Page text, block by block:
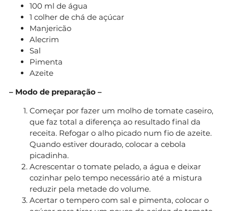
100 ml de água
1 colher de chá de açúcar
Manjericão
Alecrim
Sal
Pimenta
Azeite
– Modo de preparação –
Começar por fazer um molho de tomate caseiro,
que faz total a diferença ao resultado final da
receita. Refogar o alho picado num fio de azeite.
Quando estiver dourado, colocar a cebola
picadinha.
Acrescentar o tomate pelado, a água e deixar
cozinhar pelo tempo necessário até a mistura
reduzir pela metade do volume.
Acertar o tempero com sal e pimenta, colocar o